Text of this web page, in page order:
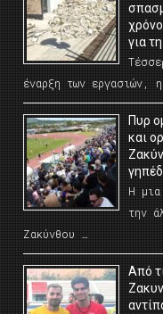
για
έναρξη των εργασιών,
Πυρ
και
Η μια
την
Ζακύνθου …
Από